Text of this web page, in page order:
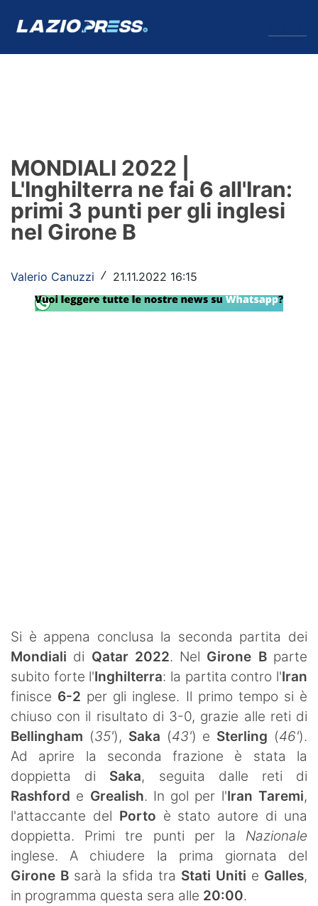
Formello
Infortuni
Primavera
Calciomercato
Lazio Women
SHOP LAZIO
Contatti
MONDIALI 2022 |
L'Inghilterra ne fai 6 all'Iran:
primi 3 punti per gli inglesi
nel Girone B
Valerio Canuzzi / 21.11.2022 16:15
Si è appena conclusa la seconda partita dei
Mondiali di Qatar 2022. Nel Girone Bparte
subito forte l'Inghilterra: la partita contro l'Iran
finisce 6-2 per gli inglese. Il primo tempo si è
chiuso con il risultato di 3-0, grazie alle reti di
Bellingham (35'), Saka (43') e Sterling (46').
Ad aprire la seconda frazione è stata la
doppietta di Saka, seguita dalle reti di
Rashford e Grealish. In gol per l'Iran Taremi,
l'attaccante del Porto è stato autore di una
doppietta. Primi tre punti per la Nazionale
inglese. A chiudere la prima giornata del
Girone B sarà la sfida tra Stati Uniti e Galles,
in programma questa sera alle 20:00.